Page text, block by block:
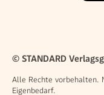
© STANDARD
Alle Rechte vorbehalten.
Eigenbedarf.